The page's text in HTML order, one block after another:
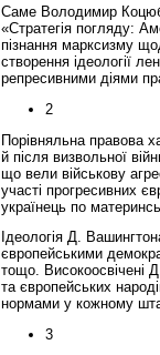
Саме Володимир
«Стратегія погляду:
пізнання марксизму
створення ідеології
репресивними діями
2
Порівняльна правова
й після визвольної
що вели військову
участі прогресивних
українець по
Ідеологія Д.
європейськими
тощо. Високоосвічені
та європейських
нормами у кожному
3